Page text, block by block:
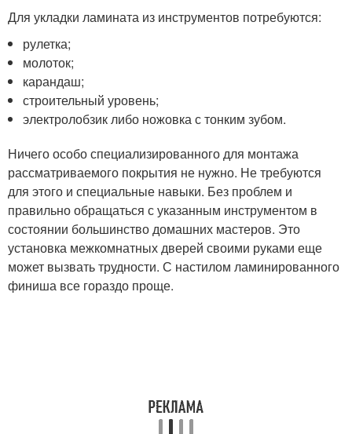
Для укладки ламината из инструментов потребуются:
рулетка;
молоток;
карандаш;
строительный уровень;
электролобзик либо ножовка с тонким зубом.
Ничего особо специализированного для монтажа
рассматриваемого покрытия не нужно. Не требуются
для этого и специальные навыки. Без проблем и
правильно обращаться с указанным инструментом в
состоянии большинство домашних мастеров. Это
установка межкомнатных дверей своими руками еще
может вызвать трудности. С настилом ламинированного
финиша все гораздо проще.